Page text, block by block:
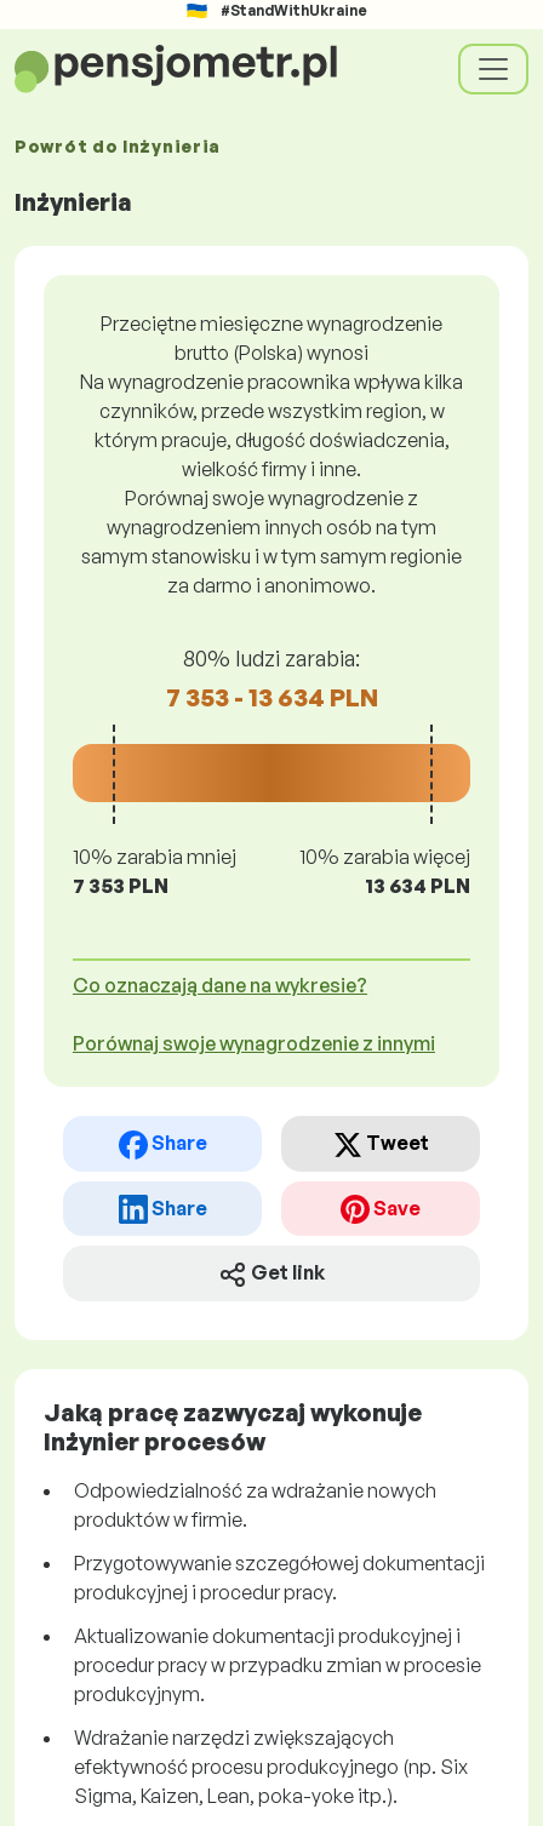
#StandWithUkraine
Powrót do Inżynieria
Inżynieria
Przeciętne miesięczne wynagrodzenie
brutto (Polska) wynosi
Na wynagrodzenie pracownika wpływa kilka
czynników, przede wszystkim region, w
którym pracuje, długość doświadczenia,
wielkość firmy i inne.
Porównaj swoje wynagrodzenie z
wynagrodzeniem innych osób na tym
samym stanowisku i w tym samym regionie
za darmo i anonimowo.
80% ludzi zarabia:
7 353 - 13 634 PLN
10% zarabia mniej
7 353 PLN
10% zarabia więcej
13 634 PLN
Co oznaczają dane na wykresie?
Porównaj swoje wynagrodzenie z innymi
Share Tweet
Share Save
Get link
Jaką pracę zazwyczaj wykonuje
Inżynier procesów
Odpowiedzialność za wdrażanie nowych
produktów w firmie.
Przygotowywanie szczegółowej dokumentacji
produkcyjnej i procedur pracy.
Aktualizowanie dokumentacji produkcyjnej i
procedur pracy w przypadku zmian w procesie
produkcyjnym.
Wdrażanie narzędzi zwiększających
efektywność procesu produkcyjnego (np. Six
Sigma, Kaizen, Lean, poka-yoke itp.).